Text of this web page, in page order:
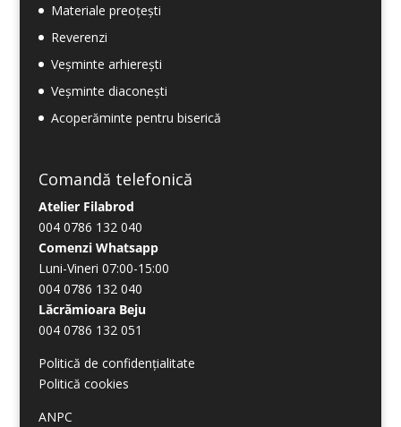
Materiale preoțești
Reverenzi
Veșminte arhierești
Veșminte diaconești
Acoperăminte pentru biserică
Comandă telefonică
Atelier Filabrod
004 0786 132 040
Comenzi Whatsapp
Luni-Vineri 07:00-15:00
004 0786 132 040
Lăcrămioara Beju
004 0786 132 051
Politică de confidențialitate
Politică cookies
ANPC